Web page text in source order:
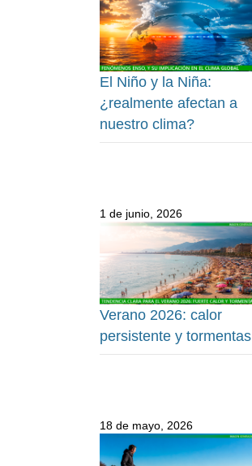
El Niño y la Niña:
¿realmente afectan a
nuestro clima?
1 de junio, 2026
Verano 2026: calor
persistente y tormentas
18 de mayo, 2026